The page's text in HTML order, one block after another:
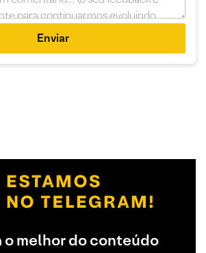
Enviar
o melhor do conteúdo